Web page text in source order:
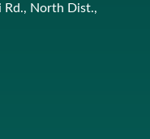
Rd., North Dist.,